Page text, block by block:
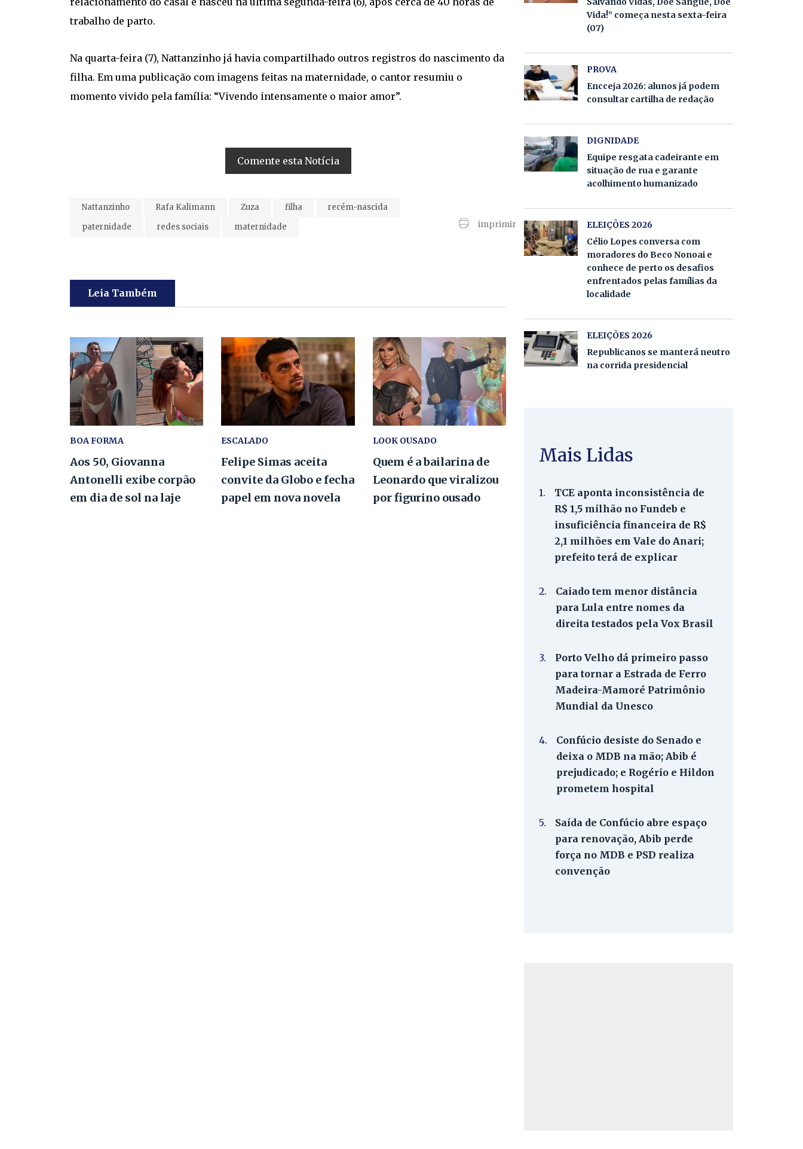
trabalho de parto.
Na quarta-feira (7), Nattanzinho já havia compartilhado outros registros do nascimento da
filha. Em uma publicação com imagens feitas na maternidade, o cantor resumiu o
momento vivido pela família: “Vivendo intensamente o maior amor”.
Comente esta Notícia
Nattanzinho Rafa Kalimann Zuza filha
recém-nascida
paternidade
redes sociais maternidade imprimir
Leia Também
BOA FORMA
Aos 50, Giovanna
Antonelli exibe corpão
em dia de sol na laje
ESCALADO
Felipe Simas aceita
convite da Globo e fecha
papel em nova novela
LOOK OUSADO
Quem é a bailarina de
Leonardo que viralizou
por figurino ousado
Vida!” começa nesta sexta-feira
(07)
PROVA
Encceja 2026: alunos já podem
consultar cartilha de redação
DIGNIDADE
Equipe resgata cadeirante em
situação de rua e garante
acolhimento humanizado
ELEIÇÕES 2026
Célio Lopes conversa com
moradores do Beco Nonoai e
conhece de perto os desafios
enfrentados pelas famílias da
localidade
ELEIÇÕES 2026
Republicanos se manterá neutro
na corrida presidencial
Mais Lidas
1.
TCE aponta inconsistência de
R$ 1,5 milhão no Fundeb e
insuficiência financeira de R$
2,1 milhões em Vale do Anari;
prefeito terá de explicar
2.
Caiado tem menor distância
para Lula entre nomes da
direita testados pela Vox Brasil
3.
Porto Velho dá primeiro passo
para tornar a Estrada de Ferro
Madeira-Mamoré Patrimônio
Mundial da Unesco
4.
Confúcio desiste do Senado e
deixa o MDB na mão; Abib é
prejudicado; e Rogério e Hildon
prometem hospital
5.
Saída de Confúcio abre espaço
para renovação, Abib perde
força no MDB e PSD realiza
convenção